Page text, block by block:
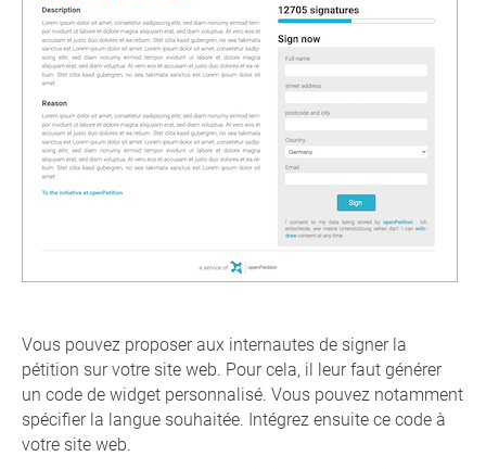
Vous pouvez proposer aux internautes de signer la
pétition sur votre site web. Pour cela, il leur faut générer
un code de widget personnalisé. Vous pouvez notamment
spécifier la langue souhaitée. Intégrez ensuite ce code à
votre site web.